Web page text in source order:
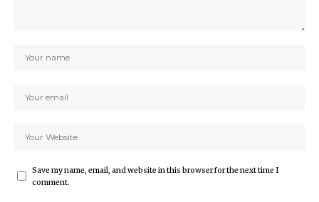
Save my name, email, and website in this browser for the next time I
comment.